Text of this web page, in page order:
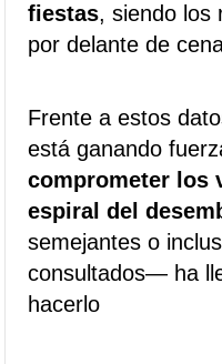
fiestas, siendo los
por delante de
Frente a estos
está ganando
comprometer los
espiral del
semejantes o
consultados— ha
hacerlo